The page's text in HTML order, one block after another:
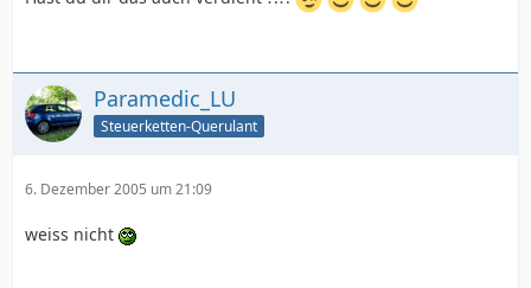
Paramedic_LU
Steuerketten-Querulant
6. Dezember 2005 um 21:09
weiss nicht